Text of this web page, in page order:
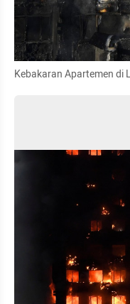
Kebakaran Apartemen di